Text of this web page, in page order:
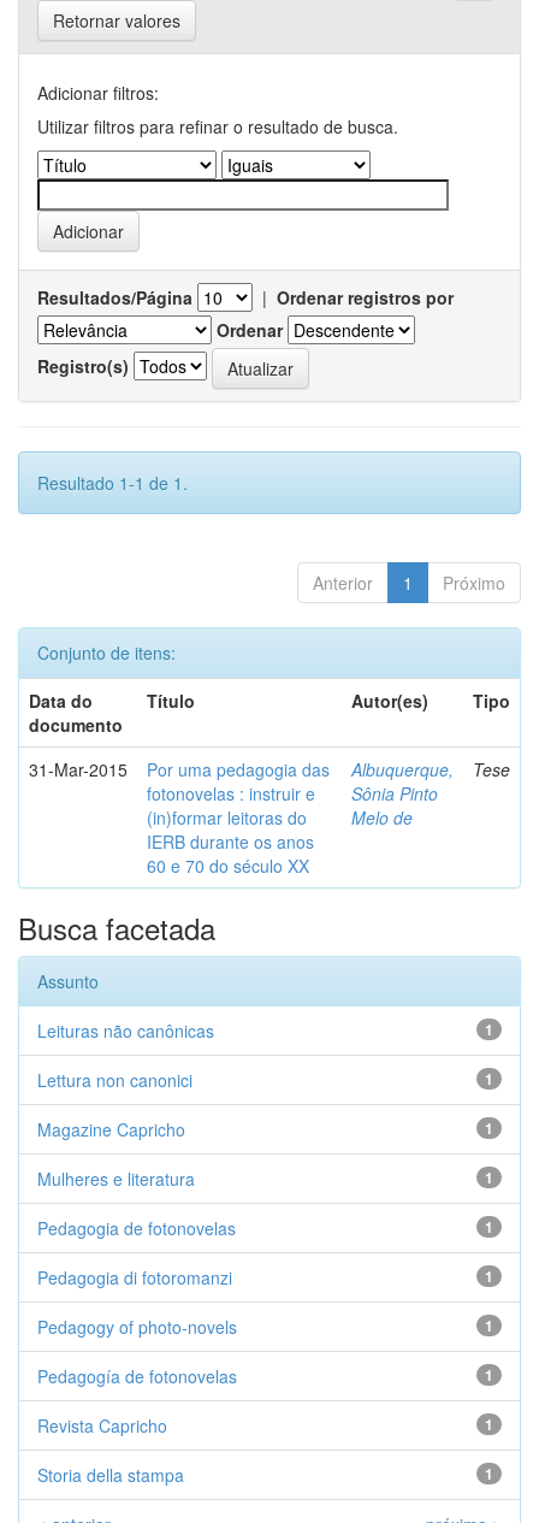
Retornar valores
Adicionar filtros:
Utilizar filtros para refinar o resultado de busca.
Resultados/Página | Ordenar registros por
Ordenar
Registro(s)
Resultado 1-1 de 1.
Anterior 1 Próximo
Conjunto de itens:
Data do
documento
Título Autor(es) Tipo
31-Mar-2015
Por uma pedagogia das
fotonovelas : instruir e
(in)formar leitoras do
IERB durante os anos
60 e 70 do século XX
Albuquerque,
Sônia Pinto
Melo de
Tese
Busca facetada
Assunto
1
Leituras não canônicas
1
Lettura non canonici
1
Magazine Capricho
1
Mulheres e literatura
1
Pedagogia de fotonovelas
1
Pedagogia di fotoromanzi
1
Pedagogy of photo-novels
1
Pedagogía de fotonovelas
1
Revista Capricho
1
Storia della stampa